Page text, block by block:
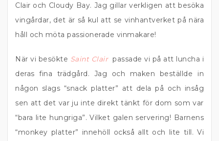
Clair och Cloudy Bay. Jag gillar verkligen att besöka
vingårdar, det är så kul att se vinhantverket på nära
håll och möta passionerade vinmakare!
När vi besökte Saint Clairpassade vi på att luncha i
deras fina trädgård. Jag och maken beställde in
någon slags “snack platter” att dela på och insåg
sen att det var ju inte direkt tänkt för dom som var
“bara lite hungriga”. Vilket galen servering! Barnens
“monkey platter” innehöll också allt och lite till. Vi